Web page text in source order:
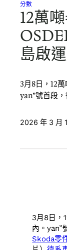
分數
12萬
島啟
3月8日，12
yan”號首段
2026 年 3 月
3月8日，
內。yan”
Skoda零